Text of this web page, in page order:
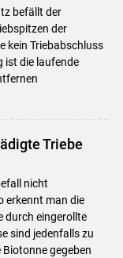
befällt der
der
kein Triebabschluss
ist die laufende
Triebe
nicht
erkennt man die
durch eingerollte
sind jedenfalls zu
gegeben